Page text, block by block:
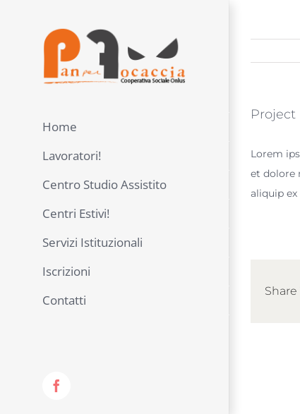
Home
Lavoratori!
Centro Studio Assistito
Centri Estivi!
Servizi Istituzionali
Iscrizioni
Contatti
Lorem
et dolore
aliquip
Share